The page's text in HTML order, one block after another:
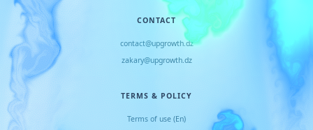
CONTACT
contact@upgrowth.dz
zakary@upgrowth.dz
TERMS & POLICY
Terms of use (En)